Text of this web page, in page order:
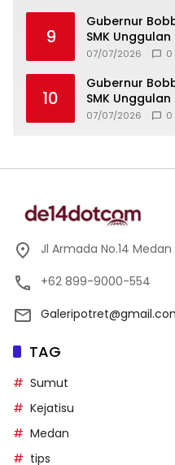
9
Gubernur
SMK
Boarding
07/07/2026 0
10
Gubernur
SMK
Boarding
07/07/2026 0
Jl Armada No.14 Medan
+62 899-9000-554
TAG
Sumut
Kejatisu
Medan
tips